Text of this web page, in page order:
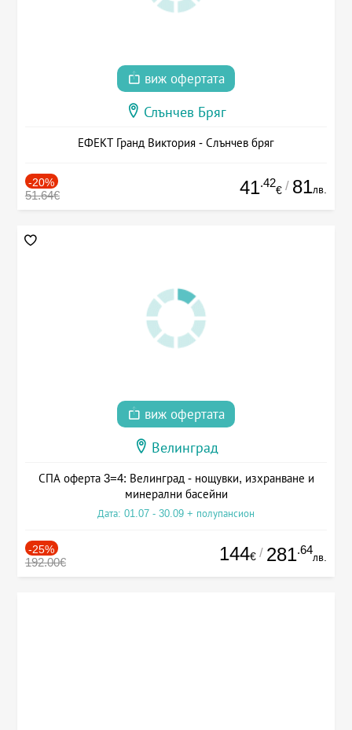
виж офертата
Слънчев Бряг
ЕФЕКТ Гранд Виктория - Слънчев бряг
-20%
51.64€ 41.42
€ / 81лв.
виж офертата
Велинград
СПА оферта 3=4: Велинград - нощувки, изхранване и
минерални басейни
Дата: 01.07 - 30.09 + полупансион
-25%
192.00€ 144€ / 281.64
лв.